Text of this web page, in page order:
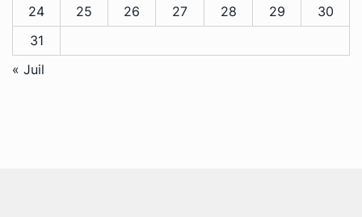
24
25 26 27 28 29
30
31
« Juil